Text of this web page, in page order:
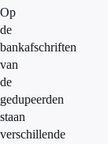
Op
de
bankafschriften
van
de
gedupeerden
staan
verschillende